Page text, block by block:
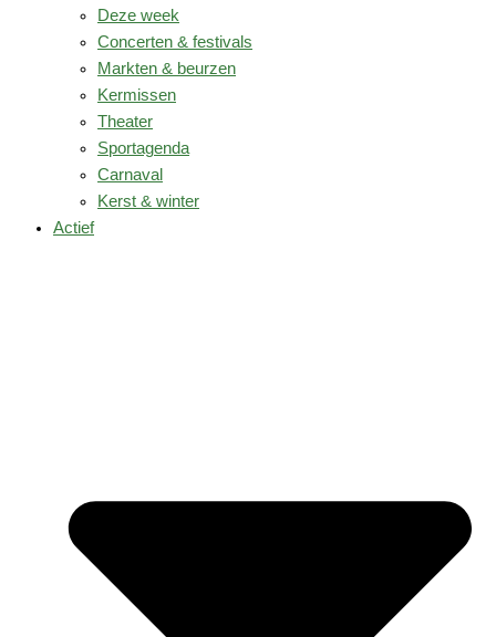
Deze week
Concerten & festivals
Markten & beurzen
Kermissen
Theater
Sportagenda
Carnaval
Kerst & winter
Actief